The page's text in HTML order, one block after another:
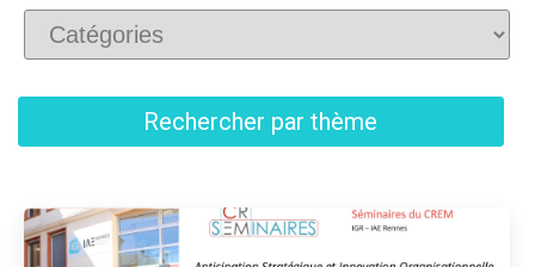
Rechercher par thème